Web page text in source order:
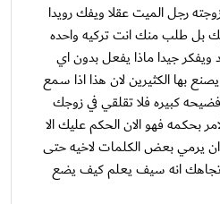
رجل الميت عقلا ويفك رويدا
بل طلب منك انت تركيه واحده
جيدا ماذا يفعل بدون اي
بها الكثيرين لان هذا اذا سمع
فضيحه كبيره فلا تقلقي في زوجك
بحكمه فهو الان الحكم عليك الا
ان يرمي بعض الكلمات لاخيه حتى
تجاهك انه سيف يعلم كيف يضع